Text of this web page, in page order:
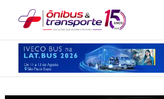
conteúdo